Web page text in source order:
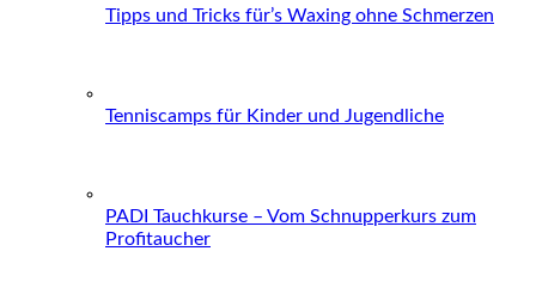
Tipps und Tricks für’s Waxing ohne Schmerzen
Tenniscamps für Kinder und Jugendliche
PADI Tauchkurse – Vom Schnupperkurs zum
Profitaucher